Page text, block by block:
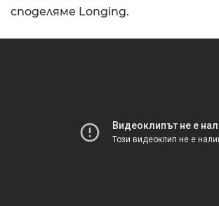
споделяме Longing.